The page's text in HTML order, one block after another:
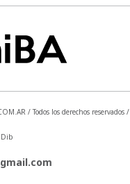
/ Todos los derechos reservados /